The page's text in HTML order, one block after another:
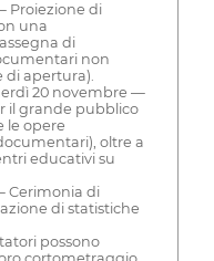
Proiezione di
una
di
non
di apertura).
20 novembre —
il grande pubblico
le opere
oltre a
educativi su
Cerimonia di
di statistiche
possono